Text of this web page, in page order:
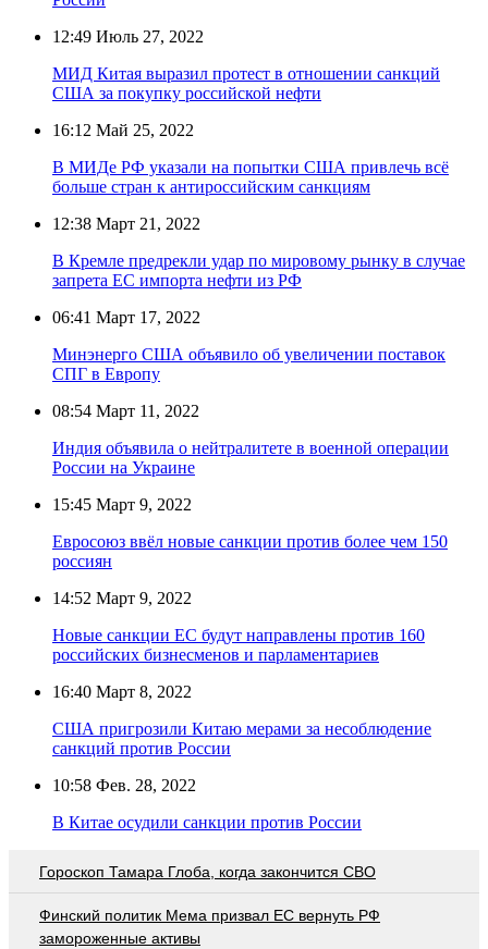
12:49 Июль 27, 2022
МИД Китая выразил протест в отношении санкций
США за покупку российской нефти
16:12 Май 25, 2022
В МИДе РФ указали на попытки США привлечь всё
больше стран к антироссийским санкциям
12:38 Март 21, 2022
В Кремле предрекли удар по мировому рынку в случае
запрета ЕС импорта нефти из РФ
06:41 Март 17, 2022
Минэнерго США объявило об увеличении поставок
СПГ в Европу
08:54 Март 11, 2022
Индия объявила о нейтралитете в военной операции
России на Украине
15:45 Март 9, 2022
Евросоюз ввёл новые санкции против более чем 150
россиян
14:52 Март 9, 2022
Новые санкции ЕС будут направлены против 160
российских бизнесменов и парламентариев
16:40 Март 8, 2022
США пригрозили Китаю мерами за несоблюдение
санкций против России
10:58 Фев. 28, 2022
В Китае осудили санкции против России
Гороскоп Тамара Глоба, когда закончится СВО
Финский политик Мема призвал ЕС вернуть РФ
замороженные активы